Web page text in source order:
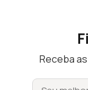
Receba